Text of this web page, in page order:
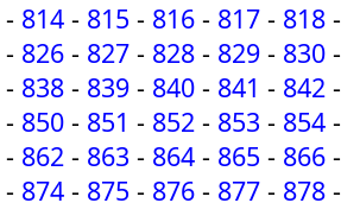
- 814 - 815 - 816 - 817 - 818 -
- 826 - 827 - 828 - 829 - 830 -
- 838 - 839 - 840 - 841 - 842 -
- 850 - 851 - 852 - 853 - 854 -
- 862 - 863 - 864 - 865 - 866 -
- 874 - 875 - 876 - 877 - 878 -